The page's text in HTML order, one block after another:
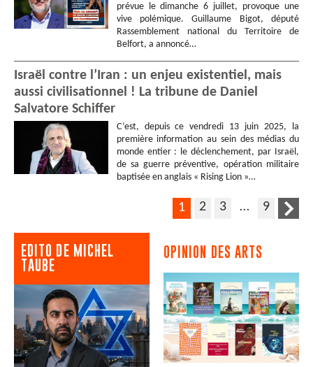
prévue le dimanche 6 juillet, provoque une
vive polémique. Guillaume Bigot, député
Rassemblement national du Territoire de
Belfort, a annoncé…
Israël contre l’Iran : un enjeu existentiel, mais
aussi civilisationnel ! La tribune de Daniel
Salvatore Schiffer
C’est, depuis ce vendredi 13 juin 2025, la
première information au sein des médias du
monde entier : le déclenchement, par Israël,
de sa guerre préventive, opération militaire
baptisée en anglais « Rising Lion »…
1 2 3 … 9
EDITO DE MICHEL
TAUBE
OPINION DES ARTS